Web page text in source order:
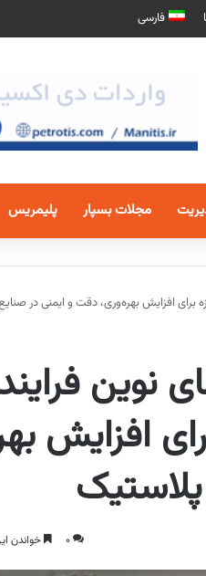
فارسی
مجلات بسپار پلیمریس
برای افزایش بهره‌وری، دقت و ایمنی در
نوین فرایند
افزایش
0 خواندن این مطلب